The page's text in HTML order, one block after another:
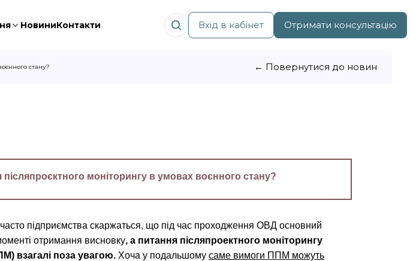
НовиниКонтакти Вхід в кабінет Отримати консультацію
стану? ← Повернутися до новин
післяпроєктного моніторингу в умовах воєнного стану?
часто підприємства скаржаться, що під час проходження ОВД основний
отримання висновку, а питання післяпроектного моніторингу
взагалі поза увагою. Хоча у подальшому саме вимоги ППМ можуть